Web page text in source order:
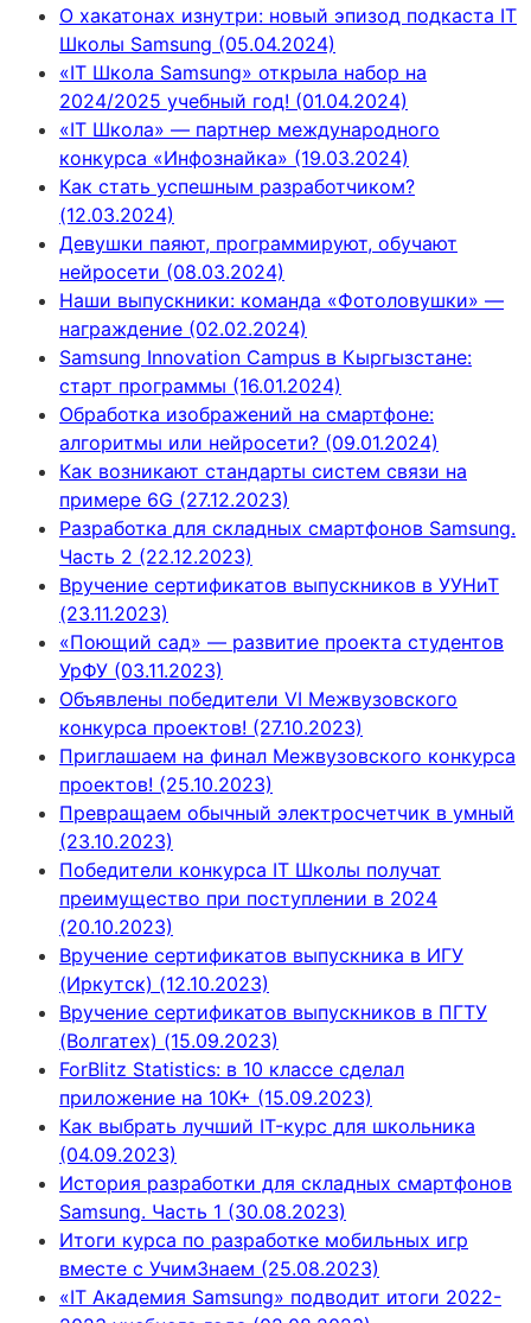
О хакатонах изнутри: новый эпизод подкаста IT
Школы Samsung (05.04.2024)
«IT Школа Samsung» открыла набор на
2024/2025 учебный год! (01.04.2024)
«IT Школа» — партнер международного
конкурса «Инфознайка» (19.03.2024)
Как стать успешным разработчиком?
(12.03.2024)
Девушки паяют, программируют, обучают
нейросети (08.03.2024)
Наши выпускники: команда «Фотоловушки» —
награждение (02.02.2024)
Samsung Innovation Campus в Кыргызстане:
старт программы (16.01.2024)
Обработка изображений на смартфоне:
алгоритмы или нейросети? (09.01.2024)
Как возникают стандарты систем связи на
примере 6G (27.12.2023)
Разработка для складных смартфонов Samsung.
Часть 2 (22.12.2023)
Вручение сертификатов выпускников в УУНиТ
(23.11.2023)
«Поющий сад» — развитие проекта студентов
УрФУ (03.11.2023)
Объявлены победители VI Межвузовского
конкурса проектов! (27.10.2023)
Приглашаем на финал Межвузовского конкурса
проектов! (25.10.2023)
Превращаем обычный электросчетчик в умный
(23.10.2023)
Победители конкурса IT Школы получат
преимущество при поступлении в 2024
(20.10.2023)
Вручение сертификатов выпускника в ИГУ
(Иркутск) (12.10.2023)
Вручение сертификатов выпускников в ПГТУ
(Волгатех) (15.09.2023)
ForBlitz Statistics: в 10 классе сделал
приложение на 10K+ (15.09.2023)
Как выбрать лучший IT-курс для школьника
(04.09.2023)
История разработки для складных смартфонов
Samsung. Часть 1 (30.08.2023)
Итоги курса по разработке мобильных игр
вместе с УчимЗнаем (25.08.2023)
«IT Академия Samsung» подводит итоги 2022-